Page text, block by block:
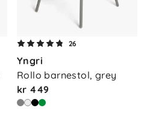
26
Yngri
Rollo barnestol, grey
kr 449